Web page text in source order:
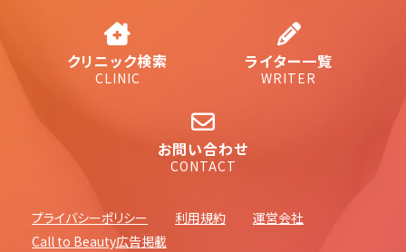
クリニック検索
CLINIC
ライター一覧
WRITER
お問い合わせ
CONTACT
プライバシーポリシー 利用規約
運営会社
Call to Beauty広告掲載